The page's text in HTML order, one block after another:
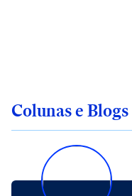
Colunas e Blogs